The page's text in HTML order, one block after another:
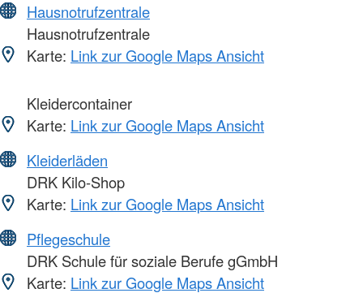
Hausnotrufzentrale
Hausnotrufzentrale
Karte: Link zur Google Maps Ansicht
Kleidercontainer
Karte: Link zur Google Maps Ansicht
Kleiderläden
DRK Kilo-Shop
Karte: Link zur Google Maps Ansicht
Pflegeschule
DRK Schule für soziale Berufe gGmbH
Karte: Link zur Google Maps Ansicht